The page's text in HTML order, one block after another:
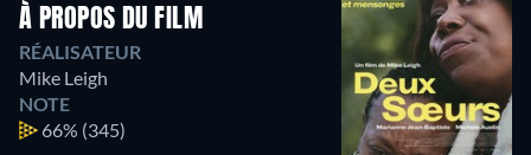
À PROPOS DU FILM
RÉALISATEUR
Mike Leigh
NOTE
66% (345)